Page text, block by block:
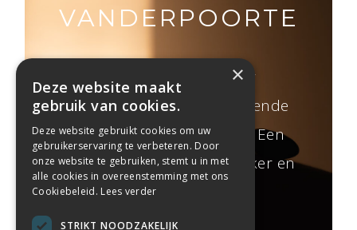
en
echt
te
VANDERPOORTEN
Topper de top! Super
aangename en ontspannende
zwangerschapsmassage! Een
aanrader, mij zie je hier zeker en
vast terug!
×
Deze website maakt
gebruik van cookies.
Deze website gebruikt cookies om uw
gebruikerservaring te verbeteren. Door
onze website te gebruiken, stemt u in met
alle cookies in overeenstemming met ons
Cookiebeleid. Lees verder
STRIKT NOODZAKELIJK